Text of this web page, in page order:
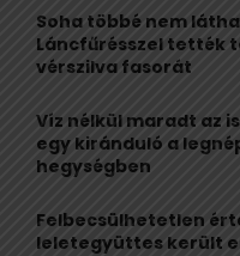
o
r
:
Soha többé nem
Láncfűrésszel tették
vérszilva fasorát
Víz nélkül maradt az
egy kiránduló a
hegységben
Felbecsülhetetlen
leletegyüttes került